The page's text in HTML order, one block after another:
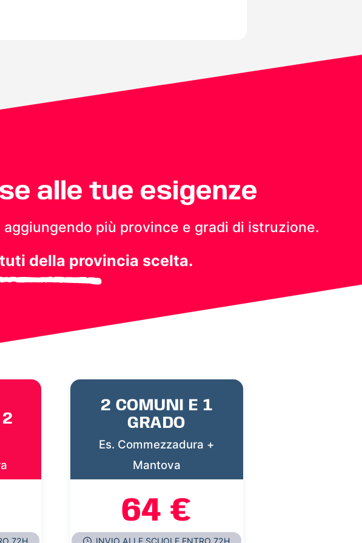
alle tue esigenze
più province e gradi di istruzione.
della provincia scelta.
2 COMUNI E 1
GRADO
Es. Commezzadura +
Mantova
64 €
INVIO ALLE SCUOLE ENTRO 72H